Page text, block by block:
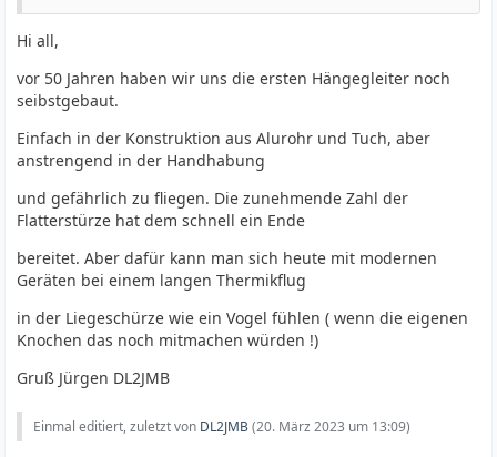
Hi all,
vor 50 Jahren haben wir uns die ersten Hängegleiter noch
seibstgebaut.
Einfach in der Konstruktion aus Alurohr und Tuch, aber
anstrengend in der Handhabung
und gefährlich zu fliegen. Die zunehmende Zahl der
Flatterstürze hat dem schnell ein Ende
bereitet. Aber dafür kann man sich heute mit modernen
Geräten bei einem langen Thermikflug
in der Liegeschürze wie ein Vogel fühlen ( wenn die eigenen
Knochen das noch mitmachen würden !)
Gruß Jürgen DL2JMB
Einmal editiert, zuletzt von DL2JMB(20. März 2023 um 13:09)